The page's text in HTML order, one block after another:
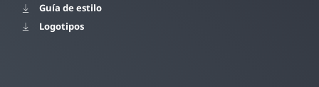
Guía de estilo
Logotipos